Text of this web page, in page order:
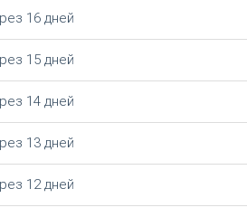
16 дней
15 дней
14 дней
13 дней
12 дней